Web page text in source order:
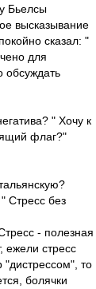
Бьелсы
высказывание
сказал: "
для
обсуждать
" Хочу к
флаг?"
Стресс без
- полезная
ежели стресс
"дистрессом", то
болячки